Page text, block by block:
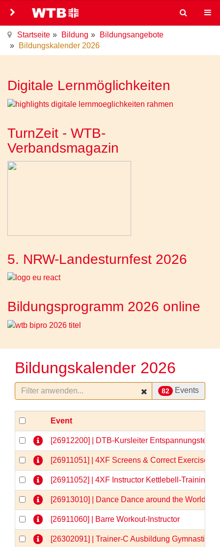
Startseite Bildung
Bildungsangebote
Bildungskalender 2026
Digitale Lernmöglichkeiten
TurnZeit - WTB-
Verbandsmagazin
5. NRW-Landesturnfest 2026
Bildungsprogramm 2026 online
Bildungskalender 2026
82 Events
Event
[26912200] | DTB-Kursleiter
[26911051] | 4XF Screens & Correct Exercises
[26911052] | 4XF Instructor Kettlebell-Training
[26913010] | Dance Dance around the World
[26911060] | Barre Workout-Instructor
[26302091] | Trainer-C Ausbildung Gymnastik/